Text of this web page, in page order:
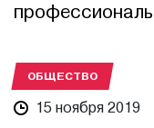
ОБЩЕСТВО
15 ноября 2019